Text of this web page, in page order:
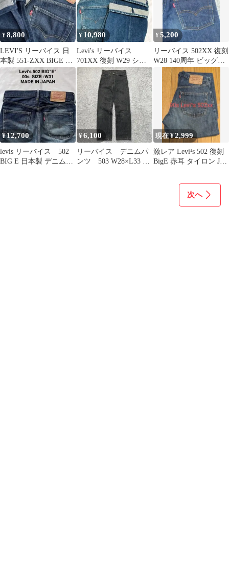
¥8,800
LEVI'S リーバイス 日
本製 551-ZXX BIGE 復
刻 赤耳 90s
¥ 10,980
Levi's リーバイス
701XX 復刻 W29 シン
チバック 赤耳
¥5,200
リーバイス 502XX 復刻
W28 140周年 ビッグE
赤耳 セルビッチ
¥12,700
levis リーバイス 502
BIG E 日本製 デニム
¥6,100
リーバイス デニムパ
ンツ 503 W28×L33 89
現在 ¥2,999
激レア Levi¹s 502 復刻
BigE 赤耳 タイロン J22
次へ